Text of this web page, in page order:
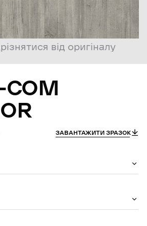
від оригіналу
COM
ЗАВАНТАЖИТИ ЗРАЗОК